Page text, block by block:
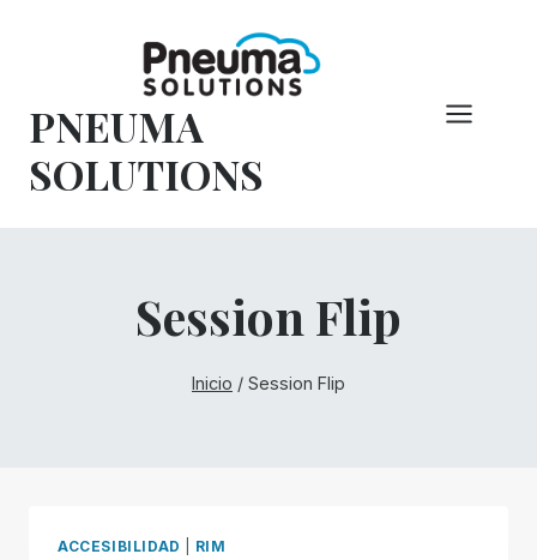
PNEUMA
SOLUTIONS
Session Flip
Inicio / Session Flip
ACCESIBILIDAD RIM